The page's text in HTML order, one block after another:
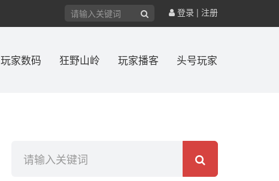
登录 | 注册
玩家数码 狂野山岭 玩家播客 头号玩家